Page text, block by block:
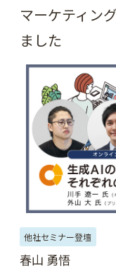
マーケティン
ました
他社セミナー登壇
春山 勇悟